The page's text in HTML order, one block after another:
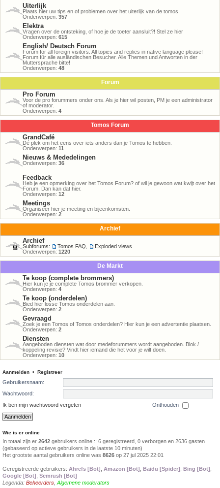
Uiterlijk
Plaats hier uw tips en of problemen over het uiterlijk van de tomos
Onderwerpen: 357
Elektra
Vragen over de ontsteking, of hoe je de toeter aansluit?! Stel ze hier
Onderwerpen: 615
English/ Deutsch Forum
Forum for all foreign visitors. All topics and replies in native language please!
Forum für alle ausländischen Besucher. Alle Themen und Antworten in der
Muttersprache bitte!
Onderwerpen: 48
Forum
Pro Forum
Voor de pro forummers onder ons. Als je hier wil posten, PM je een administrator
of moderator.
Onderwerpen: 4
Tomos Forum
GrandCafé
Dé plek om het eens over iets anders dan je Tomos te hebben.
Onderwerpen: 11
Nieuws & Mededelingen
Onderwerpen: 36
Feedback
Heb je een opmerking over het Tomos Forum? of wil je gewoon wat kwijt over het
Forum. Dan kan dat hier.
Onderwerpen: 12
Meetings
Organiseer hier je meeting en bijeenkomsten.
Onderwerpen: 2
Archief
Archief
Subforums: Tomos FAQ
Exploded views
Onderwerpen: 1220
De Markt
Te koop (complete brommers)
Hier kun je je complete Tomos brommer verkopen.
Onderwerpen: 4
Te koop (onderdelen)
Bied hier losse Tomos onderdelen aan.
Onderwerpen: 2
Gevraagd
Zoek je een Tomos of Tomos onderdelen? Hier kun je een advertentie plaatsen.
Onderwerpen: 2
Diensten
Aangeboden diensten wat door medeforummers wordt aangeboden. Blok /
koppeling revisie? Vindt hier iemand die het voor je wilt doen.
Onderwerpen: 10
Aanmelden • Registreer
Gebruikersnaam:
Wachtwoord:
Ik ben mijn wachtwoord vergeten
Onthouden
Wie is er online
In totaal zijn er 2642 gebruikers online :: 6 geregistreerd, 0 verborgen en 2636 gasten
(gebaseerd op actieve gebruikers in de laatste 10 minuten)
Het grootste aantal gebruikers online was 8626 op 27 jul 2025 22:01
Geregistreerde gebruikers: Ahrefs [Bot] Amazon [Bot] Baidu [Spider] Bing [Bot]
Google [Bot] Semrush [Bot]
Legenda: Beheerders Algemene moderators